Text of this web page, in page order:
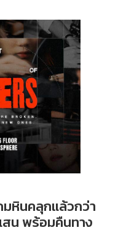
มหินคลุกแล้วกว่า
น พร้อมคืนทาง